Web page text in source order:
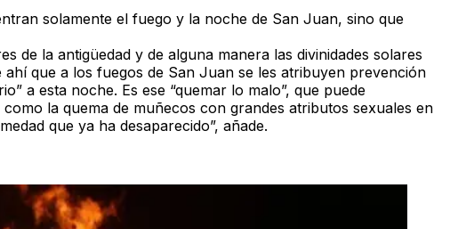
solamente el fuego y la noche de San Juan, sino que
de la antigüedad y de alguna manera las divinidades solares
que a los fuegos de San Juan se les atribuyen prevención
a esta noche. Es ese “quemar lo malo”, que puede
la quema de muñecos con grandes atributos sexuales en
que ya ha desaparecido”, añade.